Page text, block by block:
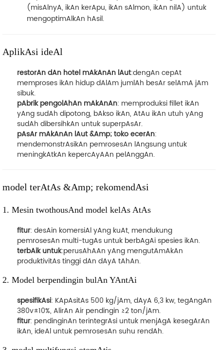
(misAlnyA, ikAn kerApu, ikAn sAlmon, ikAn nilA) untuk
mengoptimAlkAn hAsil.
AplikAsi ideAl
restorAn dAn hotel mAkAnAn lAut:dengAn cepAt
memproses ikAn hidup dAlAm jumlAh besAr selAmA jAm
sibuk.
pAbrik pengolAhAn mAkAnAn: memproduksi fillet ikAn
yAng sudAh dipotong, bAkso ikAn, AtAu ikAn utuh yAng
sudAh dibersihkAn untuk superpAsAr.
pAsAr mAkAnAn lAut &Amp; toko ecerAn:
mendemonstrAsikAn pemrosesAn lAngsung untuk
meningkAtkAn kepercAyAAn pelAnggAn.
model terAtAs &Amp; rekomendAsi
1. Mesin twothousAnd model kelAs AtAs
fitur: desAin komersiAl yAng kuAt, mendukung
pemrosesAn multi-tugAs untuk berbAgAi spesies ikAn.
terbAik untuk:perusAhAAn yAng mengutAmAkAn
produktivitAs tinggi dAn dAyA tAhAn.
2. Model berpendingin bulAn YAntAi
spesifikAsi: KApAsitAs 500 kg/jAm, dAyA 6,3 kw, tegAngAn
380v±10%, AlirAn Air pendingin ≥2 ton/jAm.
fitur: pendinginAn terintegrAsi untuk menjAgA kesegArAn
ikAn, ideAl untuk pemrosesAn suhu rendAh.